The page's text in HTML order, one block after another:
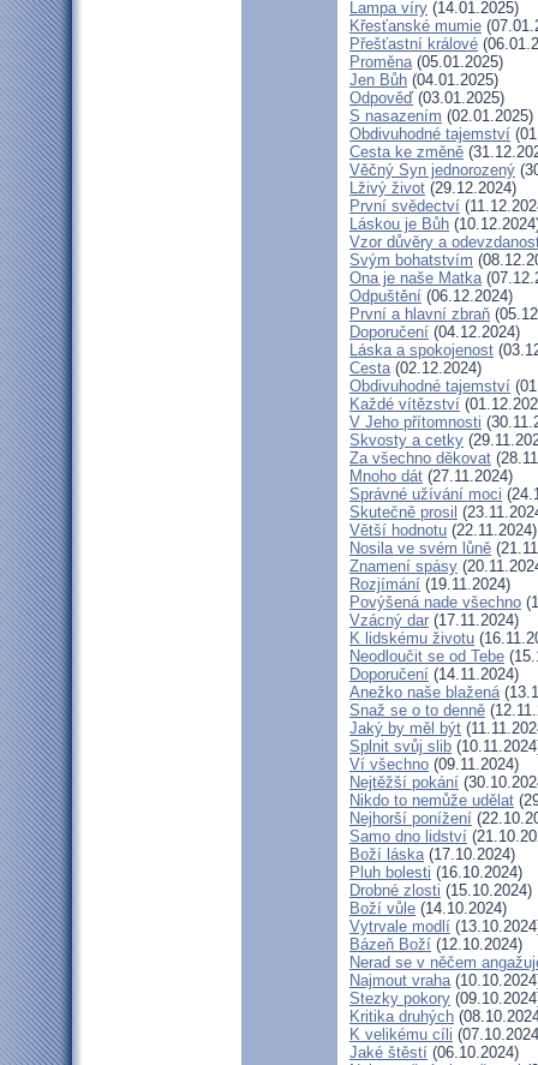
Lampa víry (14.01.2025)
Křesťanské mumie
Přešťastní králové
Proměna(05.01.2025)
Jen Bůh (04.01.2025)
Odpověď (03.01.2025)
S nasazením (02.01.2025)
Obdivuhodné tajemství
Cesta ke změně
Věčný Syn jednorozený
Lživý život (29.12.2024)
První svědectví
Láskou je Bůh
Vzor důvěry a
Svým bohatstvím
Ona je naše Matka
Odpuštění (06.12.2024)
První a hlavní zbraň
Doporučení (04.12.2024)
Láska a spokojenost
Cesta(02.12.2024)
Obdivuhodné tajemství
Každé vítězství
V Jeho přítomnosti
Skvosty a cetky
Za všechno děkovat
Mnoho dát (27.11.2024)
Správné užívání moci
Skutečně prosil
Větší hodnotu (22.11.2024)
Nosila ve svém lůně
Znamení spásy
Rozjímání (19.11.2024)
Povýšená nade všechno
Vzácný dar (17.11.2024)
K lidskému životu
Neodloučit se od Tebe
Doporučení (14.11.2024)
Anežko naše blažená
Snaž se o to denně
Jaký by měl být
Splnit svůj slib
Ví všechno (09.11.2024)
Nejtěžší pokání
Nikdo to nemůže udělat
Nejhorší ponížení
Samo dno lidství
Boží láska(17.10.2024)
Pluh bolesti (16.10.2024)
Drobné zlosti (15.10.2024)
Boží vůle (14.10.2024)
Vytrvale modlí
Bázeň Boží (12.10.2024)
Nerad se v něčem
Najmout vraha
Stezky pokory
Kritika druhých
K velikému cíli
Jaké štěstí (06.10.2024)